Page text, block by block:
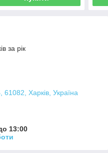
за рік
61082, Харків, Україна
13:00